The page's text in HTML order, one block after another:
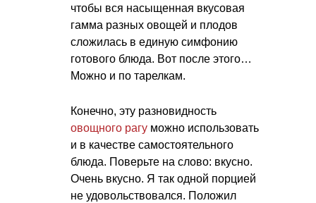
чтобы вся насыщенная вкусовая
гамма разных овощей и плодов
сложилась в единую симфонию
готового блюда. Вот после этого…
Можно и по тарелкам.
Конечно, эту разновидность
овощного рагу можно использовать
и в качестве самостоятельного
блюда. Поверьте на слово: вкусно.
Очень вкусно. Я так одной порцией
не удовольствовался. Положил